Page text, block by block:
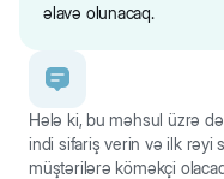
əlavə olunacaq.
Hələ ki, bu məhsul üzrə
indi sifariş verin və ilk rəyi
müştərilərə köməkçi